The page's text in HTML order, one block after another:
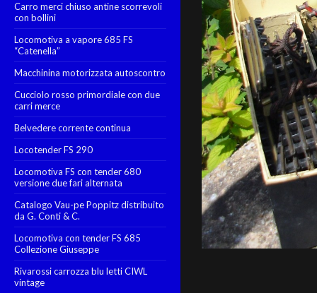
Carro merci chiuso antine scorrevoli
con bollini
Locomotiva a vapore 685 FS
“Catenella”
Macchinina motorizzata autoscontro
Cucciolo rosso primordiale con due
carri merce
Belvedere corrente continua
Locotender FS 290
Locomotiva FS con tender 680
versione due fari alternata
Catalogo Vau-pe Poppitz distribuito
da G. Conti & C.
Locomotiva con tender FS 685
Collezione Giuseppe
Rivarossi carrozza blu letti CIWL
vintage